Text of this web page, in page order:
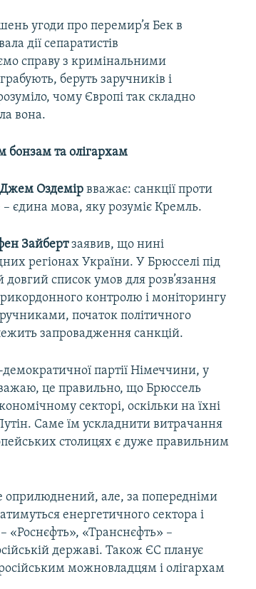
угоди про перемир’я Бек в
дії сепаратистів
справу з кримінальними
беруть заручників і
чому Європі так складно
вона.
та олігархам
Джем Оздемірвважає: санкції проти
– єдина мова, яку розуміє Кремль.
Зайбертзаявив, що нині
регіонах України. У Брюсселі під
довгий список умов для розв’язання
контролю і моніторингу
початок політичного
запровадження санкцій.
демократичної партії Німеччини, у
це правильно, що Брюссель
секторі, оскільки на їхні
Саме їм ускладнити витрачання
столицях є дуже правильним
оприлюднений, але, за попередніми
енергетичного сектора і
«Роснєфть», «Транснєфть» –
державі. Також ЄС планує
можновладцям і олігархам